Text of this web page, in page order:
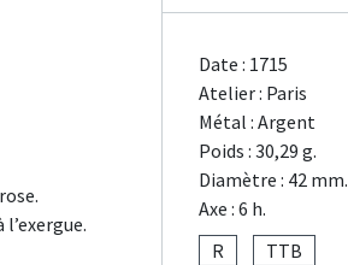
Date : 1715
Atelier : Paris
Métal : Argent
Poids : 30,29 g.
Diamètre : 42 mm.
Axe : 6 h.
R
TTB